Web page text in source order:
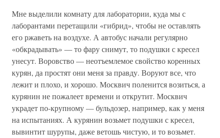
Мне выделили комнату для лаборатории, куда мы с
лаборантами перетащили «гибрид», чтобы не оставлять
его ржаветь на воздухе. А автобус начали регулярно
«обкрадывать» — то фару снимут, то подушки с кресел
унесут. Воровство — неотъемлемое свойство коренных
курян, да простят они меня за правду. Воруют все, что
лежит и плохо, и хорошо. Москвич поленится возиться, а
курянин не пожалеет времени и открутит. Москвич
украдет по-крупному — бульдозер, например, как у меня
на испытаниях. А курянин возьмет подушки с кресел,
вывинтит шурупы, даже ветошь чистую, и то возьмет.